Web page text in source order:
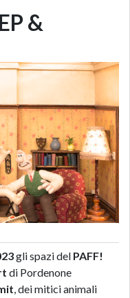
&
gli spazi del PAFF!
di Pordenone
, dei mitici animali